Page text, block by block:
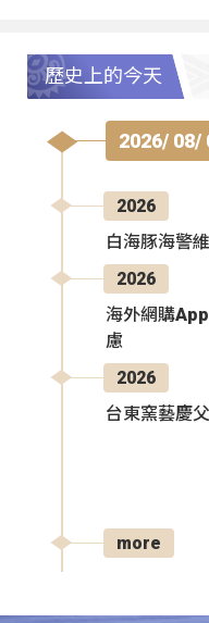
歷史上的今天
2026/ 08/
2026
白海豚海警
2026
海外網購
慮
2026
台東窯藝慶
more